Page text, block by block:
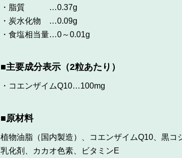
・脂質
…0.37g
・炭水化物
…0.09g
・食塩相当量…0～0.01g
■主要成分表示（2粒あたり）
・コエンザイムQ10…100mg
■原材料
植物油脂（国内製造）、コエンザイムQ10、黒コ
乳化剤、カカオ色素、ビタミンE